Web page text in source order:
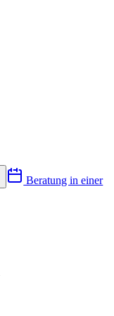
Beratung in einer